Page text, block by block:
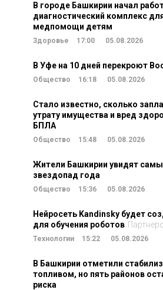
В городе Башкирии начал
диагностический комплекс
медпомощи детям
Здоровье 17:00 05.08.2026
В Уфе на 10 дней перекроют
Общество 16:18 05.08.2026
Стало известно, сколько
утрату имущества и вред
БПЛА
Общество 15:48 05.08.2026
Жители Башкирии увидят
звездопад года
Общество 15:36 05.08.2026
Нейросеть Kandinsky будет
для обучения роботов
Технологии 15:22 05.08.2026
В Башкирии отметили
топливом, но пять районов
риска